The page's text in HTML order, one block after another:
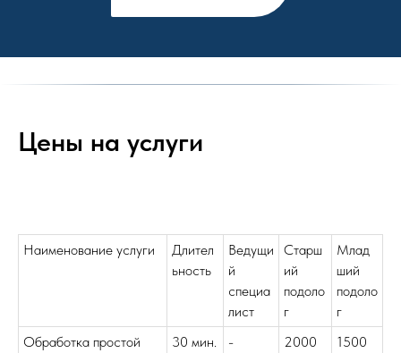
Цены на услуги
Наименование услуги
Длител
ьность
Ведущи
й
специа
лист
Старш
ий
подоло
г
Млад
ший
подоло
г
Обработка простой
30 мин. -
2000
1500